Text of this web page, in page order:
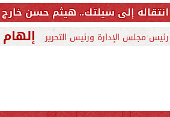
هيثم حسن خارج قائمة ريال
رئيس مجلس الإدارة ورئيس التحرير